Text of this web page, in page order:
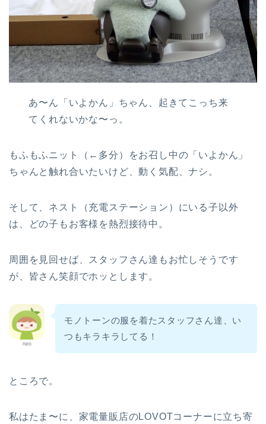
あ〜ん「いよかん」ちゃん、起きてこっち来
てくれないかな〜っ。
もふもふニット（←多分）をお召し中の「いよかん」
ちゃんと触れ合いたいけど、動く気配、ナシ。
そして、ネスト（充電ステーション）にいる子以外
は、どの子もお客様を熱烈接待中。
周囲を見回せば、スタッフさん達もお忙しそうです
が、皆さん笑顔でホッとします。
neo
モノトーンの服を着たスタッフさん達、い
つもキラキラしてる！
ところで。
私はたま〜に、家電量販店のLOVOTコーナーに立ち寄